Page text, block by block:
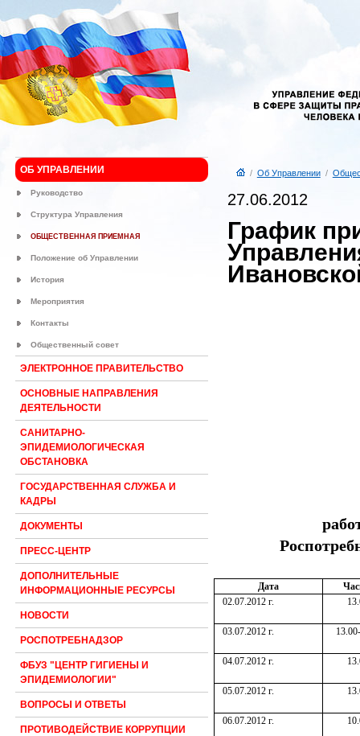
ОБ УПРАВЛЕНИИ
Руководство
Структура Управления
ОБЩЕСТВЕННАЯ ПРИЕМНАЯ
Положение об Управлении
История
Мероприятия
Контакты
Общественный совет
ЭЛЕКТРОННОЕ ПРАВИТЕЛЬСТВО
ОСНОВНЫЕ НАПРАВЛЕНИЯ
ДЕЯТЕЛЬНОСТИ
САНИТАРНО-
ЭПИДЕМИОЛОГИЧЕСКАЯ
ОБСТАНОВКА
ГОСУДАРСТВЕННАЯ СЛУЖБА И
КАДРЫ
ДОКУМЕНТЫ
ПРЕСС-ЦЕНТР
ДОПОЛНИТЕЛЬНЫЕ
ИНФОРМАЦИОННЫЕ РЕСУРСЫ
НОВОСТИ
РОСПОТРЕБНАДЗОР
ФБУЗ "ЦЕНТР ГИГИЕНЫ И
ЭПИДЕМИОЛОГИИ"
ВОПРОСЫ И ОТВЕТЫ
ПРОТИВОДЕЙСТВИЕ КОРРУПЦИИ
/ Об Управлении/
27.06.2012
График
Дата
02.07.2012 г.
03.07.2012 г.
04.07.2012 г.
05.07.2012 г.
06.07.2012 г.